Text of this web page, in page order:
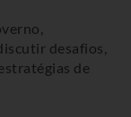
desafios,
de